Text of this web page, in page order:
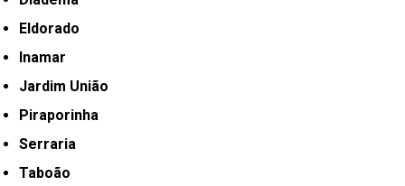
Eldorado
Inamar
Jardim União
Piraporinha
Serraria
Taboão